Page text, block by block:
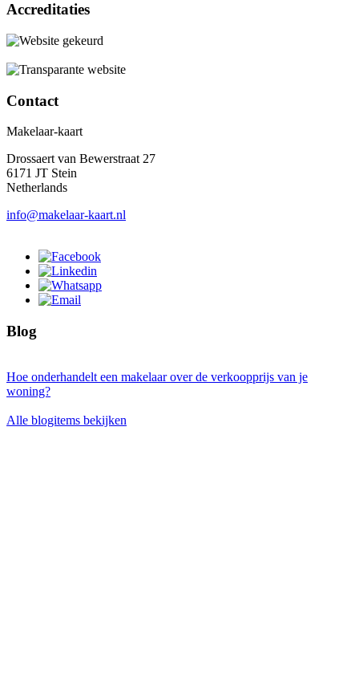
Accreditaties
Contact
Makelaar-kaart
Drossaert van Bewerstraat 27
6171 JT Stein
Netherlands
info@makelaar-kaart.nl
Blog
Hoe onderhandelt een makelaar over de verkoopprijs van je
woning?
Alle blogitems bekijken